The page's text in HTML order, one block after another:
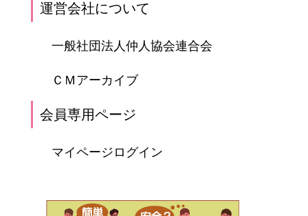
運営会社について
一般社団法人仲人協会連合会
ＣＭアーカイブ
会員専用ページ
マイページログイン